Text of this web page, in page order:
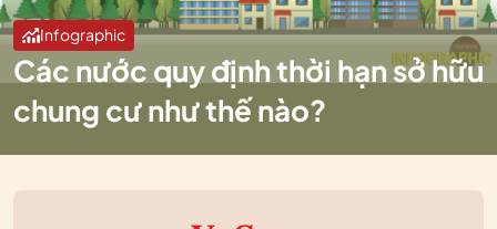
Infographic
Các nước quy định thời hạn sở hữu
chung cư như thế nào?